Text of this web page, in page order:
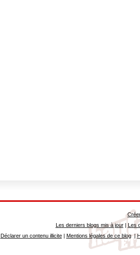
Les derniers blogs mis à jour| Les
Déclarer un contenu illicite| Mentions légales de ce blog|